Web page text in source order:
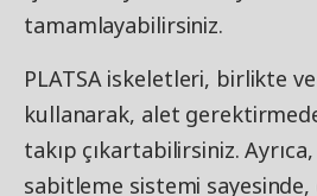
tamamlayabilirsiniz.
PLATSA iskeletleri, birlikte
kullanarak, alet
takıp çıkartabilirsiniz.
sabitleme sistemi sayesinde,